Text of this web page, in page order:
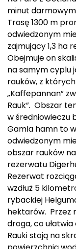
minut
Trasę 1300 m
odwiedzonym
zajmujący 1,3 ha
Obejmuje on
na samym cyplu
rauków, z
„Kaffepannan”
Rauk”. Obszar
w średniowieczu
Gamla hamn to
odwiedzonym
obszar rauków
rezerwatu
Rezerwat
wzdłuż 5
rybackiej
hektarów. Przez
droga, co
Rauki stoją na